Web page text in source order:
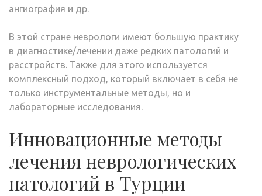
ангиография и др.
В этой стране неврологи имеют большую практику
в диагностике/лечении даже редких патологий и
расстройств. Также для этого используется
комплексный подход, который включает в себя не
только инструментальные методы, но и
лабораторные исследования.
Инновационные методы
лечения неврологических
патологий в Турции